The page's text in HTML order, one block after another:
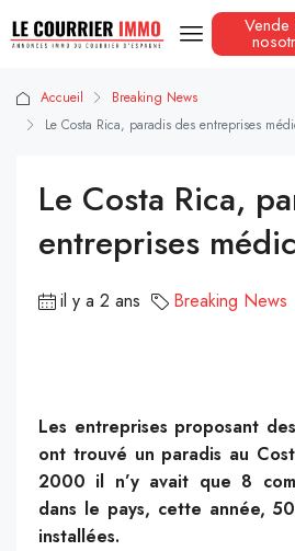
Vende
Accueil
Breaking News
Le Costa Rica, paradis des entreprises
Le Costa Rica,
entreprises
il y a 2 ans Breaking News
Les entreprises proposant
ont trouvé un paradis au
2000 il n’y avait que 8
dans le pays, cette année,
installées.